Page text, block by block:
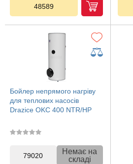
48589
Бойлер непрямого нагріву
для теплових насосів
Drazice OKC 400 NTR/HP
79020
Немає на
складі